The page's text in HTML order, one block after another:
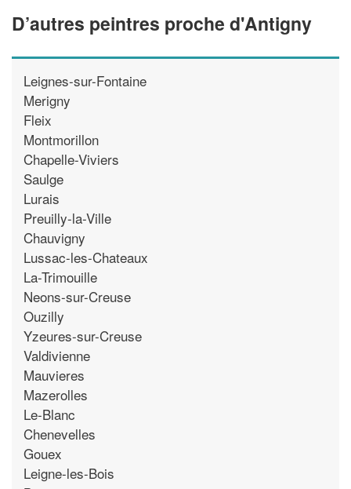
D’autres peintres proche d'Antigny
Leignes-sur-Fontaine
Merigny
Fleix
Montmorillon
Chapelle-Viviers
Saulge
Lurais
Preuilly-la-Ville
Chauvigny
Lussac-les-Chateaux
La-Trimouille
Neons-sur-Creuse
Ouzilly
Yzeures-sur-Creuse
Valdivienne
Mauvieres
Mazerolles
Le-Blanc
Chenevelles
Gouex
Leigne-les-Bois